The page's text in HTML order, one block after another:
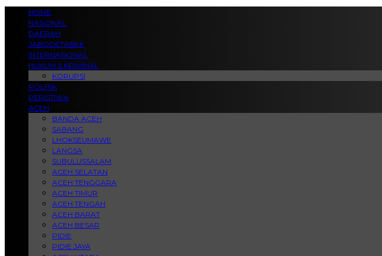
HOME
NASIONAL
DAERAH
JABODETABEK
INTERNASIONAL
HUKUM & KRIMINAL
KORUPSI
POLITIK
PERISTIWA
ACEH
BANDA ACEH
SABANG
LHOKSEUMAWE
LANGSA
SUBULUSSALAM
ACEH SELATAN
ACEH TENGGARA
ACEH TIMUR
ACEH TENGAH
ACEH BARAT
ACEH BESAR
PIDIE
PIDIE JAYA